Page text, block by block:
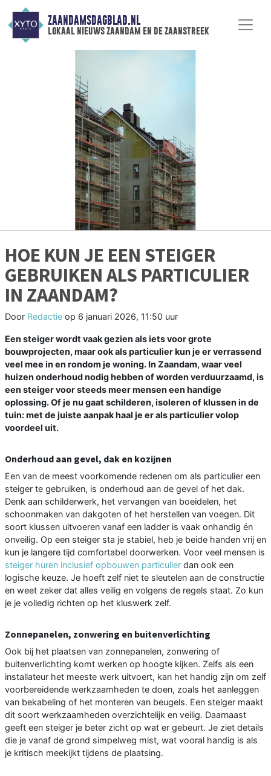
ZAANDAMSDAGBLAD.NL
lokaal nieuws zaandam en de zaanstreek
HOE KUN JE EEN STEIGER
GEBRUIKEN ALS PARTICULIER
IN ZAANDAM?
Door Redactie op 6 januari 2026, 11:50 uur
Een steiger wordt vaak gezien als iets voor grote
bouwprojecten, maar ook als particulier kun je er verrassend
veel mee in en rondom je woning. In Zaandam, waar veel
huizen onderhoud nodig hebben of worden verduurzaamd, is
een steiger voor steeds meer mensen een handige
oplossing. Of je nu gaat schilderen, isoleren of klussen in de
tuin: met de juiste aanpak haal je er als particulier volop
voordeel uit.
Onderhoud aan gevel, dak en kozijnen
Een van de meest voorkomende redenen om als particulier een
steiger te gebruiken, is onderhoud aan de gevel of het dak.
Denk aan schilderwerk, het vervangen van boeidelen, het
schoonmaken van dakgoten of het herstellen van voegen. Dit
soort klussen uitvoeren vanaf een ladder is vaak onhandig én
onveilig. Op een steiger sta je stabiel, heb je beide handen vrij en
kun je langere tijd comfortabel doorwerken. Voor veel mensen is
steiger huren inclusief opbouwen particulier dan ook een
logische keuze. Je hoeft zelf niet te sleutelen aan de constructie
en weet zeker dat alles veilig en volgens de regels staat. Zo kun
je je volledig richten op het kluswerk zelf.
Zonnepanelen, zonwering en buitenverlichting
Ook bij het plaatsen van zonnepanelen, zonwering of
buitenverlichting komt werken op hoogte kijken. Zelfs als een
installateur het meeste werk uitvoert, kan het handig zijn om zelf
voorbereidende werkzaamheden te doen, zoals het aanleggen
van bekabeling of het monteren van beugels. Een steiger maakt
dit soort werkzaamheden overzichtelijk en veilig. Daarnaast
geeft een steiger je beter zicht op wat er gebeurt. Je ziet details
die je vanaf de grond simpelweg mist, wat vooral handig is als
je kritisch meekijkt tijdens de plaatsing.